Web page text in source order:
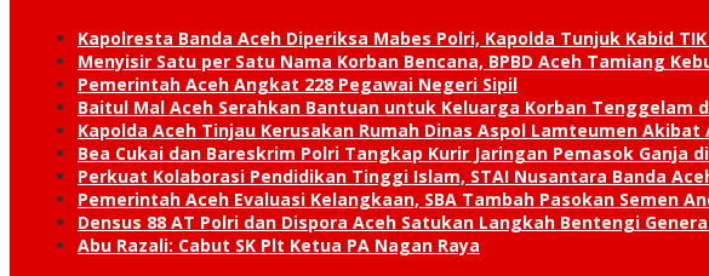
Kapolresta Banda Aceh Diperiksa Mabes Polri, Kapolda Tunjuk Kabid
Menyisir Satu per Satu Nama Korban Bencana, BPBD Aceh Tamiang
Pemerintah Aceh Angkat 228 Pegawai Negeri Sipil
Baitul Mal Aceh Serahkan Bantuan untuk Keluarga Korban Tenggelam
Kapolda Aceh Tinjau Kerusakan Rumah Dinas Aspol Lamteumen Akibat
Bea Cukai dan Bareskrim Polri Tangkap Kurir Jaringan Pemasok Ganja
Perkuat Kolaborasi Pendidikan Tinggi Islam, STAI Nusantara Banda
Pemerintah Aceh Evaluasi Kelangkaan, SBA Tambah Pasokan Semen
Densus 88 AT Polri dan Dispora Aceh Satukan Langkah Bentengi
Abu Razali: Cabut SK Plt Ketua PA Nagan Raya